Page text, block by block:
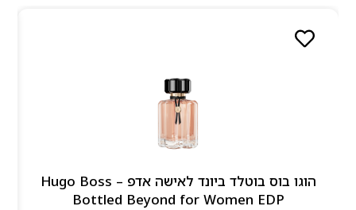
הוגו בוס בוטלד ביונד לאישה אדפ – Hugo Boss
Bottled Beyond for Women EDP